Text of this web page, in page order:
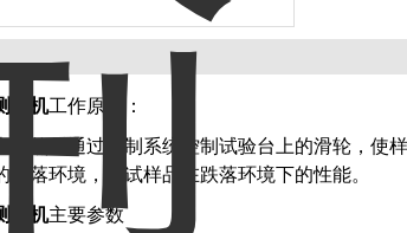
试机工作原理：
，然后通过控制系统控制试验台上的滑轮，使
跌落环境，测试样品在跌落环境下的性能。
试机主要参数